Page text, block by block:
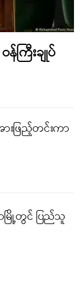
ကြီးချုပ်
းဖြည့်တင်းကာ
မြို့တွင် ပြည်သူ